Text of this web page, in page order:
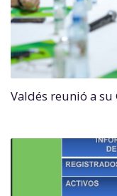
Valdés reunió a su